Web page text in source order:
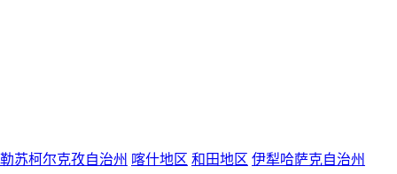
苏柯尔克孜自治州 喀什地区 和田地区 伊犁哈萨克自治州